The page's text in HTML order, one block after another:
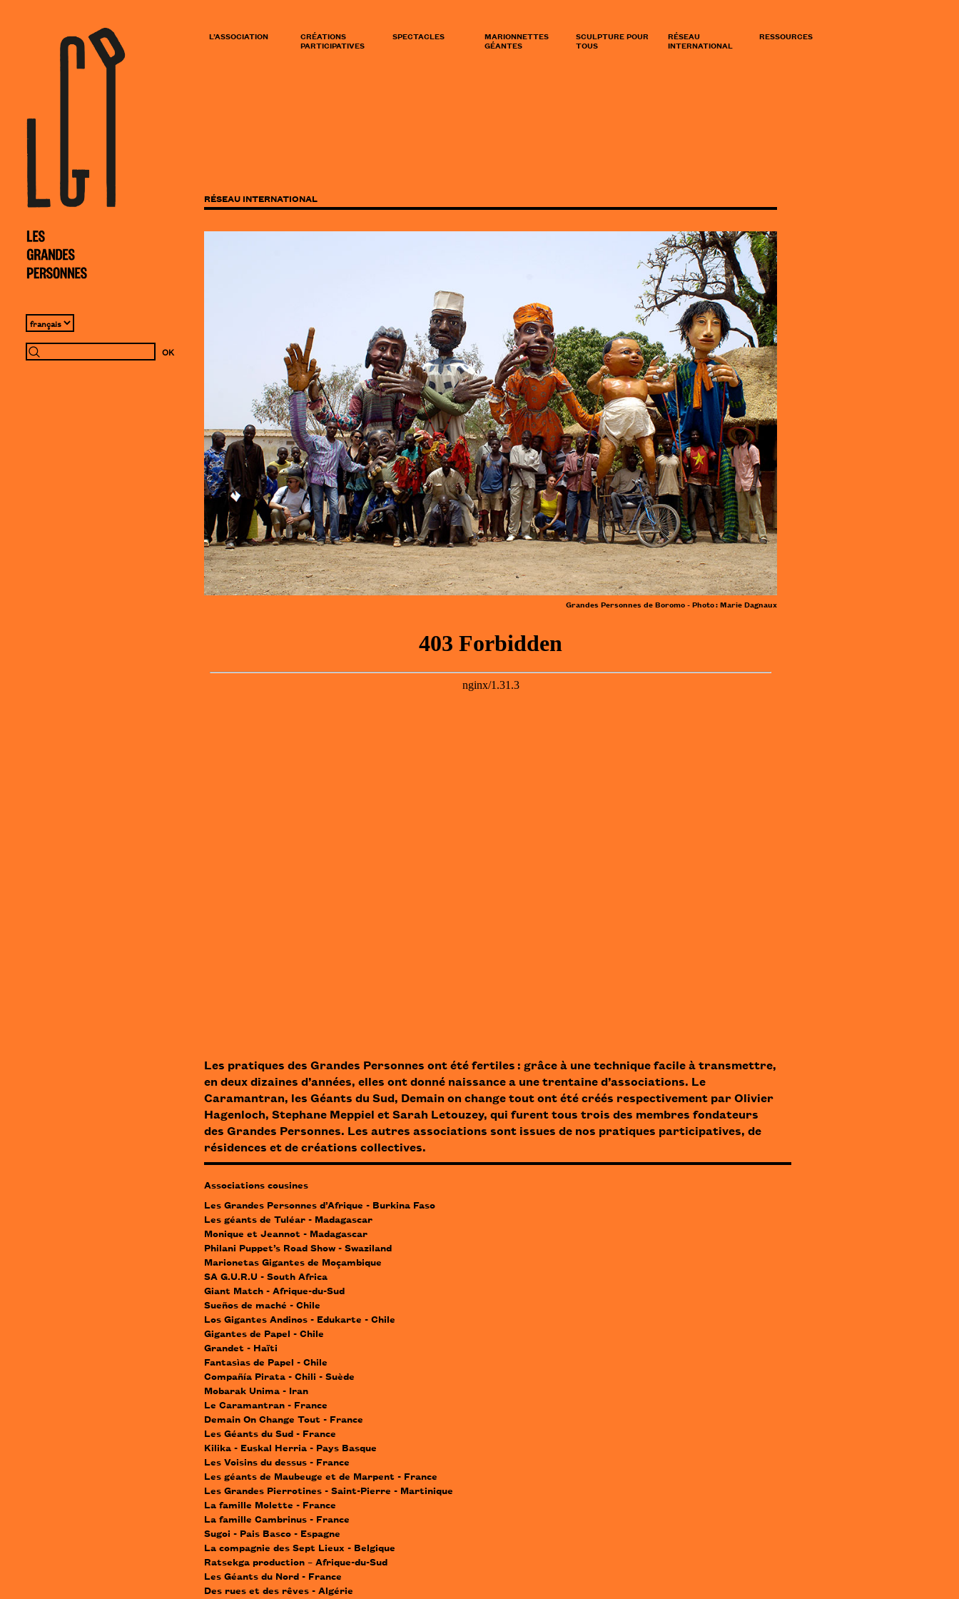
L’ASSOCIATION CRÉATIONS
PARTICIPATIVES
SPECTACLES MARIONNETTES
GÉANTES
SCULPTURE POUR
TOUS
RÉSEAU
INTERNATIONAL
RESSOURCES
RÉSEAU INTERNATIONAL
Grandes Personnes de Boromo - Photo : Marie Dagnaux
Les pratiques des Grandes Personnes ont été fertiles : grâce à unetechnique facile à transmettre,
en deux dizaines d’années, elles ont donné naissance a une trentaine d’associations. Le
Caramantran, les Géants du Sud, Demain on change toutont été créés respectivement par Olivier
Hagenloch, Stephane Meppiel et Sarah Letouzey, qui furent tous trois des membres fondateurs
des Grandes Personnes. Les autres associations sont issues de nos pratiques participatives, de
résidences et de créations collectives.
Associations cousines
Les Grandes Personnes d’Afrique - Burkina Faso
Les géants de Tuléar - Madagascar
Monique et Jeannot - Madagascar
Philani Puppet’s Road Show - Swaziland
Marionetas Gigantes de Moçambique
SA G.U.R.U - South Africa
Giant Match - Afrique-du-Sud
Sueños de maché - Chile
Los Gigantes Andinos - Edukarte - Chile
Gigantes de Papel - Chile
Grandet - Haïti
Fantasìas de Papel - Chile
Compañía Pirata - Chili - Suède
Mobarak Unima - Iran
Le Caramantran - France
Demain On Change Tout - France
Les Géants du Sud - France
Kilika - Euskal Herria - Pays Basque
Les Voisins du dessus - France
Les géants de Maubeuge et de Marpent - France
Les Grandes Pierrotines - Saint-Pierre - Martinique
La famille Molette - France
La famille Cambrinus - France
Sugoi - Pais Basco - Espagne
La compagnie des Sept Lieux - Belgique
Ratsekga production – Afrique-du-Sud
Les Géants du Nord - France
Des rues et des rêves - Algérie